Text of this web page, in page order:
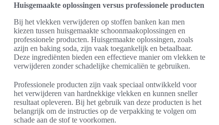
Huisgemaakte oplossingen versus professionele producten
Bij het vlekken verwijderen op stoffen banken kan men
kiezen tussen huisgemaakte schoonmaakoplossingen en
professionele producten. Huisgemaakte oplossingen, zoals
azijn en baking soda, zijn vaak toegankelijk en betaalbaar.
Deze ingrediënten bieden een effectieve manier om vlekken te
verwijderen zonder schadelijke chemicaliën te gebruiken.
Professionele producten zijn vaak speciaal ontwikkeld voor
het verwijderen van hardnekkige vlekken en kunnen sneller
resultaat opleveren. Bij het gebruik van deze producten is het
belangrijk om de instructies op de verpakking te volgen om
schade aan de stof te voorkomen.